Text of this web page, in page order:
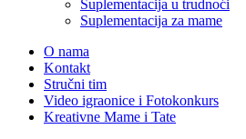
Suplementacija u trudnoći
Suplementacija za mame
O nama
Kontakt
Stručni tim
Video igraonice i Fotokonkurs
Kreativne Mame i Tate